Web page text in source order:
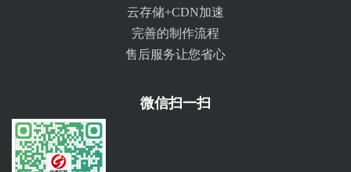
云存储+CDN加速
完善的制作流程
售后服务让您省心
微信扫一扫